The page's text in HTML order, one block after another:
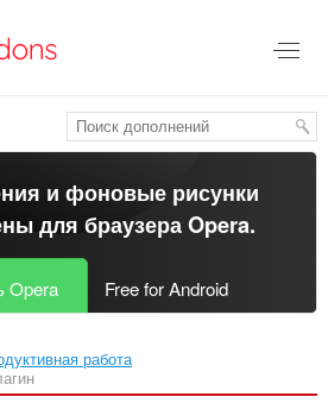
и фоновые рисунки
длябраузера Opera.
Opera Free for Android
работа